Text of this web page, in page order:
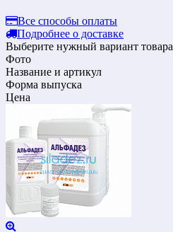
Все способы оплаты
Подробнее о доставке
Выберите нужный вариант товара
Фото
Название и артикул
Форма выпуска
Цена